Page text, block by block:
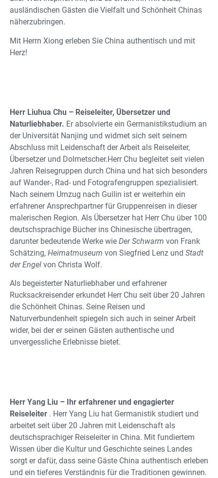
ausländischen Gästen die Vielfalt und Schönheit Chinas
näherzubringen.
Mit Herrn Xiong erleben Sie China authentisch und mit
Herz!
Herr Liuhua Chu – Reiseleiter, Übersetzer und
Naturliebhaber. Er absolvierte ein Germanistikstudium an
der Universität Nanjing und widmet sich seit seinem
Abschluss mit Leidenschaft der Arbeit als Reiseleiter,
Übersetzer und Dolmetscher.Herr Chu begleitet seit vielen
Jahren Reisegruppen durch China und hat sich besonders
auf Wander-, Rad- und Fotografengruppen spezialisiert.
Nach seinem Umzug nach Guilin ist er weiterhin ein
erfahrener Ansprechpartner für Gruppenreisen in dieser
malerischen Region. Als Übersetzer hat Herr Chu über 100
deutschsprachige Bücher ins Chinesische übertragen,
darunter bedeutende Werke wie Der Schwarm von Frank
Schätzing, Heimatmuseum von Siegfried Lenz und Stadt
der Engel von Christa Wolf.
Als begeisterter Naturliebhaber und erfahrener
Rucksackreisender erkundet Herr Chu seit über 20 Jahren
die Schönheit Chinas. Seine Reisen und
Naturverbundenheit spiegeln sich auch in seiner Arbeit
wider, bei der er seinen Gästen authentische und
unvergessliche Erlebnisse bietet.
Herr Yang Liu – Ihr erfahrener und engagierter
Reiseleiter . Herr Yang Liu hat Germanistik studiert und
arbeitet seit über 20 Jahren mit Leidenschaft als
deutschsprachiger Reiseleiter in China. Mit fundiertem
Wissen über die Kultur und Geschichte seines Landes
sorgt er dafür, dass seine Gäste China authentisch erleben
und ein tieferes Verständnis für die Traditionen gewinnen.